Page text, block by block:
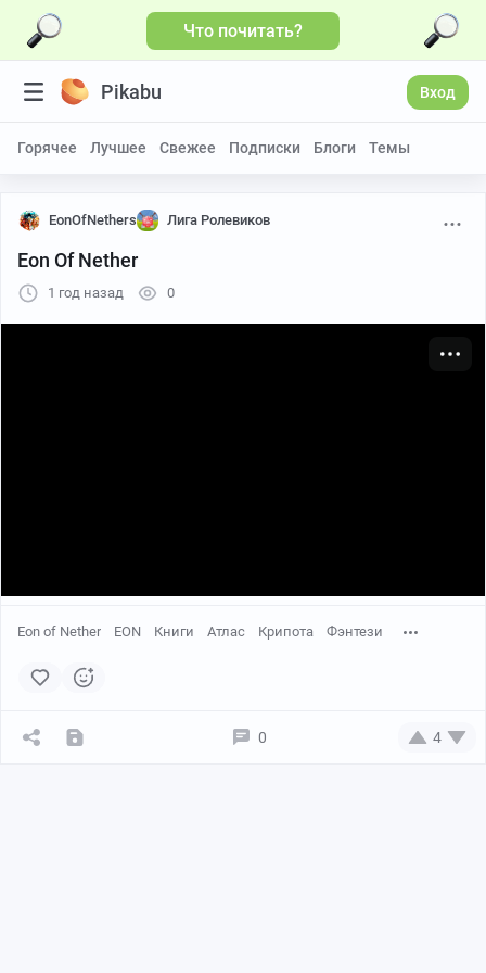
Что почитать?
Pikabu Вход
Горячее Лучшее Свежее Подписки Блоги Темы
EonOfNethers Лига Ролевиков
Eon Of Nether
1 год назад 0
Eon of Nether EON Книги Атлас Крипота Фэнтези
0 4
Больше видео